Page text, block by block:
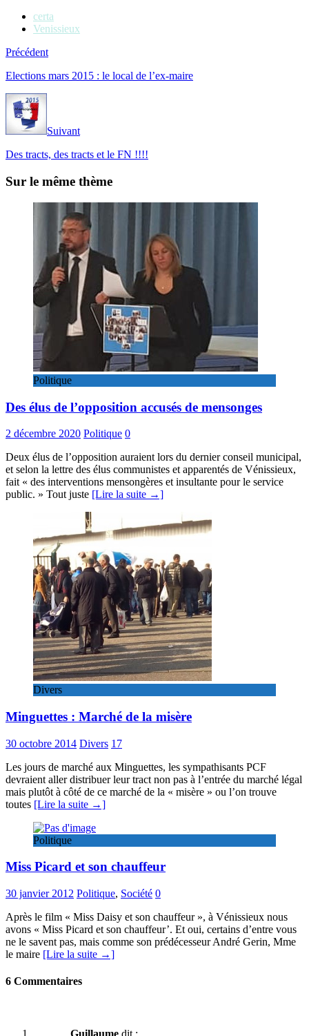
certa
Venissieux
Précédent
Elections mars 2015 : le local de l’ex-maire
Suivant
Des tracts, des tracts et le FN !!!!
Sur le même thème
Politique
Des élus de l’opposition accusés de mensonges
2 décembre 2020 Politique 0
Deux élus de l’opposition auraient lors du dernier conseil municipal,
et selon la lettre des élus communistes et apparentés de Vénissieux,
fait « des interventions mensongères et insultante pour le service
public. » Tout juste [Lire la suite →]
Divers
Minguettes : Marché de la misère
30 octobre 2014 Divers 17
Les jours de marché aux Minguettes, les sympathisants PCF
devraient aller distribuer leur tract non pas à l’entrée du marché légal
mais plutôt à côté de ce marché de la « misère » ou l’on trouve
toutes [Lire la suite →]
Politique
Miss Picard et son chauffeur
30 janvier 2012 Politique, Société 0
Après le film « Miss Daisy et son chauffeur », à Vénissieux nous
avons « Miss Picard et son chauffeur’. Et oui, certains d’entre vous
ne le savent pas, mais comme son prédécesseur André Gerin, Mme
le maire [Lire la suite →]
6 Commentaires
Guillaume dit :